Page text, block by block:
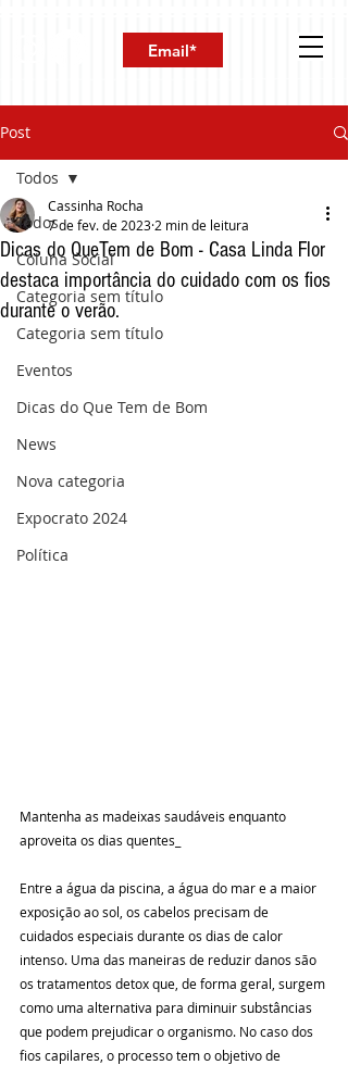
Post
Todos
Coluna Social
Categoria sem título
Categoria sem título
Eventos
Dicas do Que Tem de Bom
News
Nova categoria
Expocrato 2024
Política
Todos
Dicas do QueTem de Bom - Casa Linda Flor
destaca importância do cuidado com os fios
durante o verão.
Cassinha Rocha
7 de fev. de 2023 2 min de leitura
Mantenha as madeixas saudáveis enquanto
aproveita os dias quentes_
Entre a água da piscina, a água do mar e a maior
exposição ao sol, os cabelos precisam de
cuidados especiais durante os dias de calor
intenso. Uma das maneiras de reduzir danos são
os tratamentos detox que, de forma geral, surgem
como uma alternativa para diminuir substâncias
que podem prejudicar o organismo. No caso dos
fios capilares, o processo tem o objetivo de